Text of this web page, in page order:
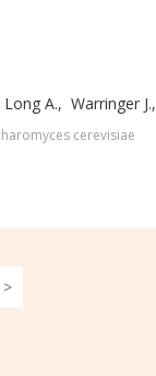
Long A., Warringer J.
cerevisiae
>